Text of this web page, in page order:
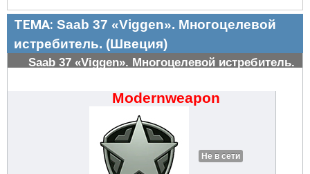
ТЕМА: Saab 37 «Viggen». Многоцелевой
истребитель. (Швеция)
Saab 37 «Viggen». Многоцелевой истребитель.
Modernweapon
Не в сети